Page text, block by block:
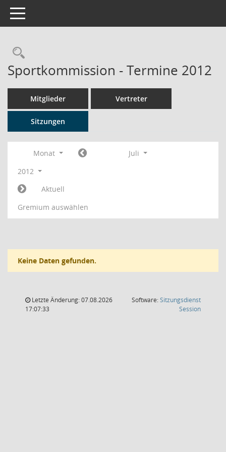
Toggle navigation
Rechercheauswahl
Sportkommission - Termine 2012
Mitglieder Vertreter
Sitzungen
Monat
Juli
2012
Aktuell
Gremium auswählen
Keine Daten gefunden.
Letzte Änderung: 07.08.2026
17:07:33
Software:Sitzungsdienst
Session(Wird in